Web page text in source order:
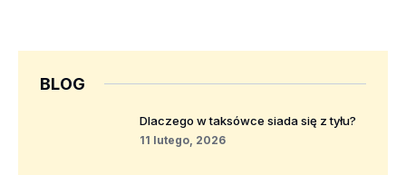
BLOG
Dlaczego w taksówce siada się z tyłu?
11 lutego, 2026